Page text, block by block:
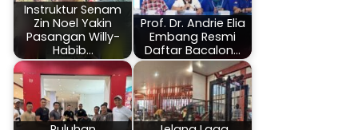
Instruktur Senam
Zin Noel Yakin
Pasangan Willy-
Habib…
Prof. Dr. Andrie Elia
Embang Resmi
Daftar Bacalon…